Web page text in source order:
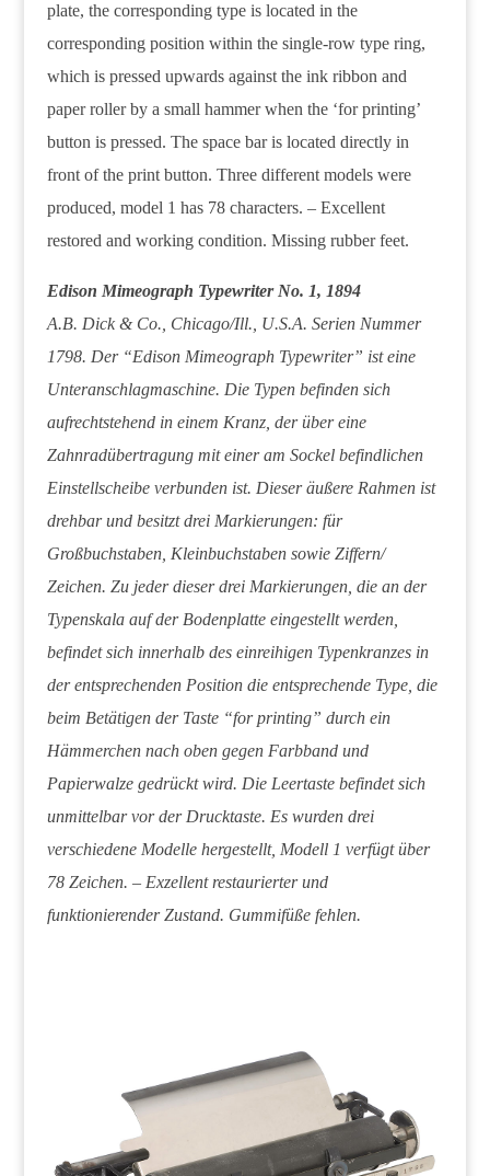
plate, the corresponding type is located in the
corresponding position within the single-row type ring,
which is pressed upwards against the ink ribbon and
paper roller by a small hammer when the ‘for printing’
button is pressed. The space bar is located directly in
front of the print button. Three different models were
produced, model 1 has 78 characters. – Excellent
restored and working condition. Missing rubber feet.
Edison Mimeograph Typewriter No. 1, 1894
A.B. Dick & Co., Chicago/Ill., U.S.A. Serien Nummer
1798. Der “Edison Mimeograph Typewriter” ist eine
Unteranschlagmaschine. Die Typen befinden sich
aufrechtstehend in einem Kranz, der über eine
Zahnradübertragung mit einer am Sockel befindlichen
Einstellscheibe verbunden ist. Dieser äußere Rahmen ist
drehbar und besitzt drei Markierungen: für
Großbuchstaben, Kleinbuchstaben sowie Ziffern/
Zeichen. Zu jeder dieser drei Markierungen, die an der
Typenskala auf der Bodenplatte eingestellt werden,
befindet sich innerhalb des einreihigen Typenkranzes in
der entsprechenden Position die entsprechende Type, die
beim Betätigen der Taste “for printing” durch ein
Hämmerchen nach oben gegen Farbband und
Papierwalze gedrückt wird. Die Leertaste befindet sich
unmittelbar vor der Drucktaste. Es wurden drei
verschiedene Modelle hergestellt, Modell 1 verfügt über
78 Zeichen. – Exzellent restaurierter und
funktionierender Zustand. Gummifüße fehlen.